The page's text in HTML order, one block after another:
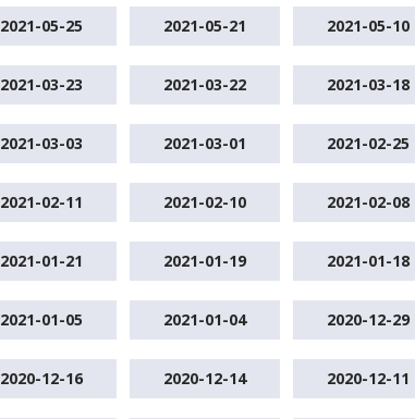
2021-05-25 2021-05-21 2021-05-10
2021-03-23 2021-03-22 2021-03-18
2021-03-03 2021-03-01 2021-02-25
2021-02-11 2021-02-10 2021-02-08
2021-01-21 2021-01-19 2021-01-18
2021-01-05 2021-01-04 2020-12-29
2020-12-16 2020-12-14 2020-12-11